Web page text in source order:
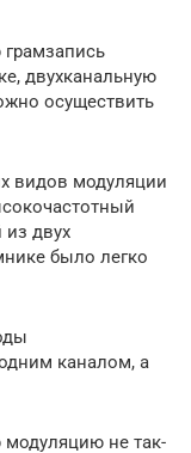
двухканальную
осуществить
видов модуляции
из двух
было легко
каналом, а
модуляцию не так-